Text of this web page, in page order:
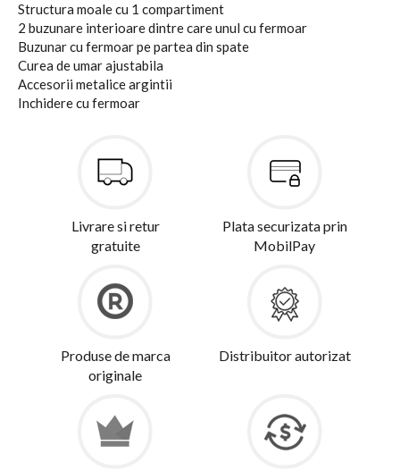
Structura moale cu 1 compartiment
2 buzunare interioare dintre care unul cu fermoar
Buzunar cu fermoar pe partea din spate
Curea de umar ajustabila
Accesorii metalice argintii
Inchidere cu fermoar
Livrare si retur
gratuite
Plata securizata prin
MobilPay
Produse de marca
originale
Distribuitor autorizat